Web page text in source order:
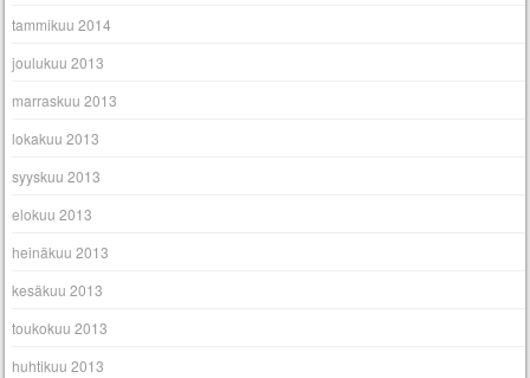
tammikuu 2014
joulukuu 2013
marraskuu 2013
lokakuu 2013
syyskuu 2013
elokuu 2013
heinäkuu 2013
kesäkuu 2013
toukokuu 2013
huhtikuu 2013